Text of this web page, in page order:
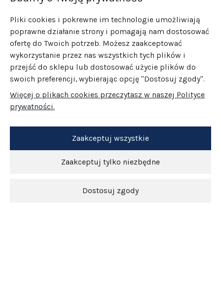
Pliki cookies i pokrewne im technologie umożliwiają
poprawne działanie strony i pomagają nam dostosować
ofertę do Twoich potrzeb. Możesz zaakceptować
wykorzystanie przez nas wszystkich tych plików i
przejść do sklepu lub dostosować użycie plików do
swoich preferencji, wybierając opcję "Dostosuj zgody".
Więcej o plikach cookies przeczytasz w naszej Polityce
prywatności.
Zaakceptuj tylko niezbędne
Dostosuj zgody
Zaakceptuj wszystkie